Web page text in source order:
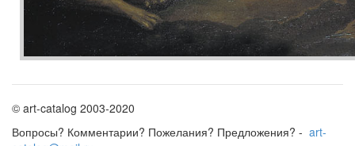
© art-catalog 2003-2020
Вопросы? Комментарии? Пожелания? Предложения? - art-